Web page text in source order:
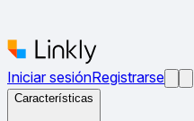
Iniciar sesiónRegistrarse
Características